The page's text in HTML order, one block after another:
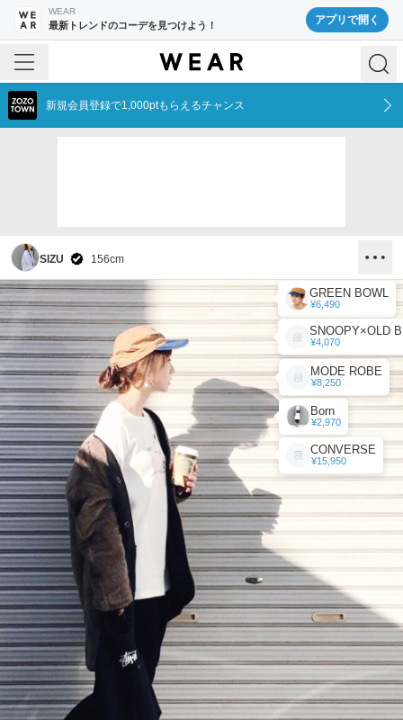
WEAR
最新トレンドのコーデを見つけよう！ アプリで開く
新規会員登録で1,000ptもらえるチャンス
SIZU 156cm
GREEN BOWL
¥6,490
¥4,070
MODE ROBE
¥8,250
Born
¥2,970
CONVERSE
¥15,950